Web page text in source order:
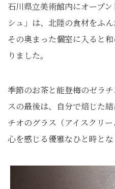
石川県立美術館内にオープ
シュ」は、北陸の食材をふ
その奥まった個室に入ると
りました。
季節のお茶と能登梅のゼラ
スの最後は、自分で焙じた
チオのグラス（アイスクリ
心を感じる優雅なひと時とな